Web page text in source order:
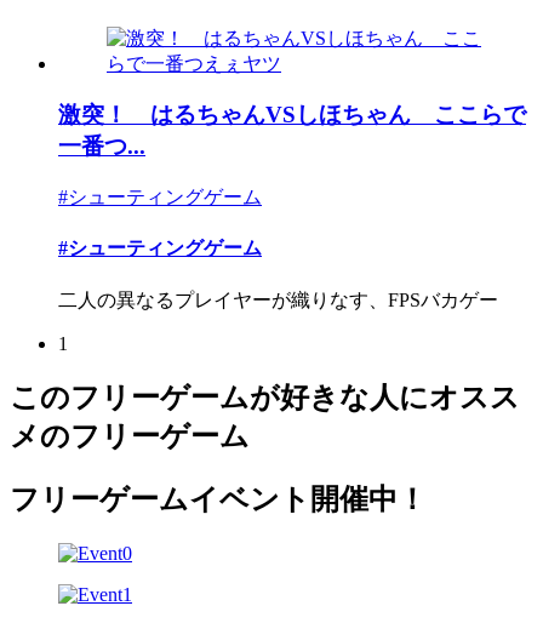
激突！ はるちゃんVSしほちゃん ここらで
一番つ...
#シューティングゲーム
#シューティングゲーム
二人の異なるプレイヤーが織りなす、FPSバカゲー
1
このフリーゲームが好きな人にオスス
メのフリーゲーム
フリーゲームイベント開催中！